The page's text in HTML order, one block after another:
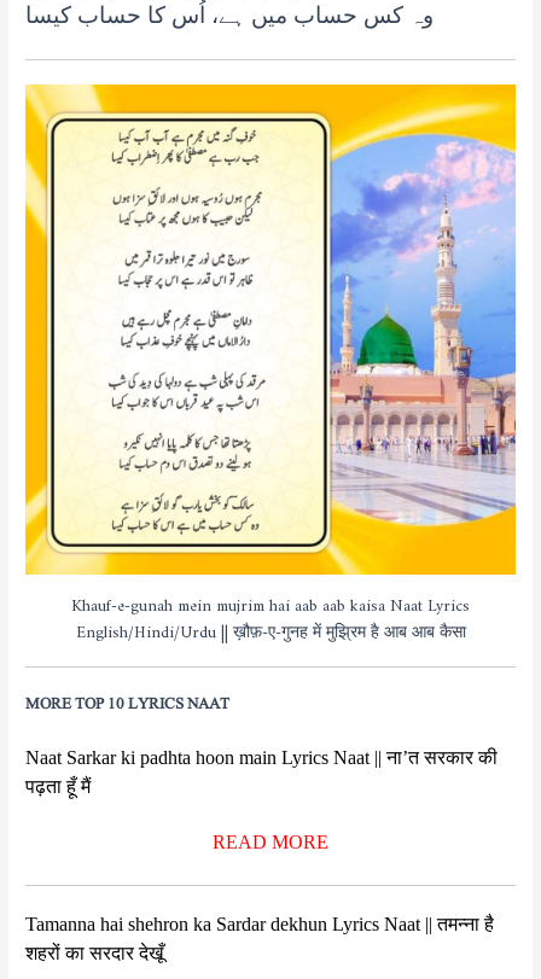
وہ کس حساب میں ہے، اُس کا حساب کیسا
Khauf-e-gunah mein mujrim hai aab aab kaisa Naat Lyrics
English/Hindi/Urdu || ख़ौफ़-ए-गुनह में मुझ्रिम है आब आब कैसा
MORE TOP 10 LYRICS NAAT
Naat Sarkar ki padhta hoon main Lyrics Naat || ना’त सरकार की
पढ़ता हूँ मैं
READ MORE
Tamanna hai shehron ka Sardar dekhun Lyrics Naat || तमन्ना है
शहरों का सरदार देखूँ